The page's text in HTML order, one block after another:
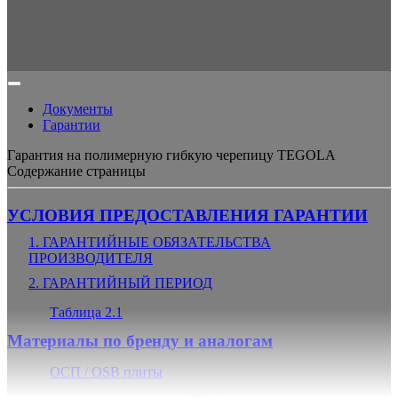
Документы
Гарантии
Гарантия на полимерную гибкую черепицу TEGOLA
Содержание страницы
УСЛОВИЯ ПРЕДОСТАВЛЕНИЯ ГАРАНТИИ
1. ГАРАНТИЙНЫЕ ОБЯЗАТЕЛЬСТВА
ПРОИЗВОДИТЕЛЯ
2. ГАРАНТИЙНЫЙ ПЕРИОД
Таблица 2.1
Материалы по бренду и аналогам
ОСП / OSB плиты